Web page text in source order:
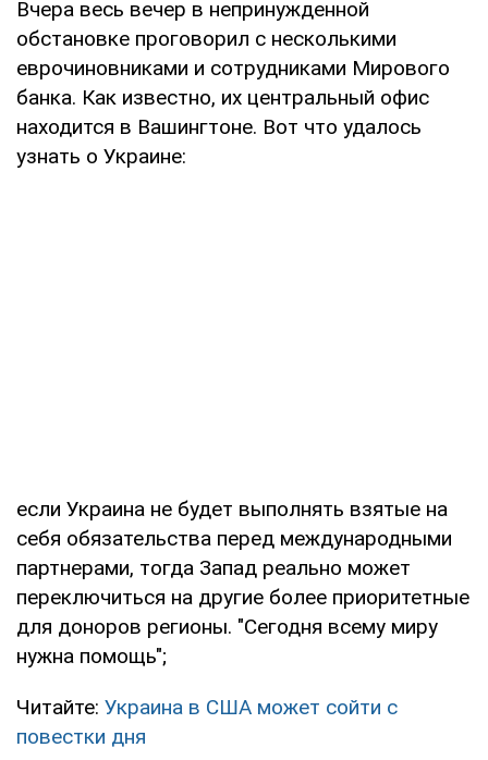
Вчера весь вечер в непринужденной
обстановке проговорил с несколькими
еврочиновниками и сотрудниками Мирового
банка. Как известно, их центральный офис
находится в Вашингтоне. Вот что удалось
узнать о Украине:
если Украина не будет выполнять взятые на
себя обязательства перед международными
партнерами, тогда Запад реально может
переключиться на другие более приоритетные
для доноров регионы. "Сегодня всему миру
нужна помощь";
Читайте: Украина в США может сойти с
повестки дня